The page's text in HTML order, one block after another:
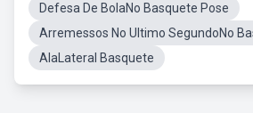
Defesa De BolaNo Basquete Pose
Arremessos No Ultimo SegundoNo
AlaLateral Basquete